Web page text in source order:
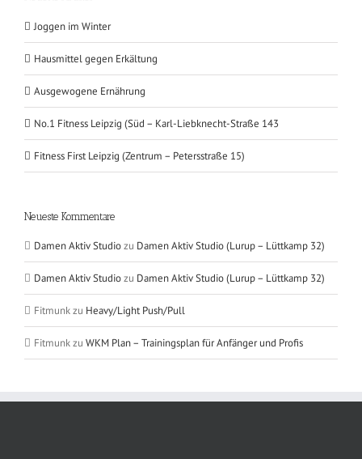
Joggen im Winter
Hausmittel gegen Erkältung
Ausgewogene Ernährung
No.1 Fitness Leipzig (Süd – Karl-Liebknecht-Straße 143
Fitness First Leipzig (Zentrum – Petersstraße 15)
Neueste Kommentare
Damen Aktiv Studiozu Damen Aktiv Studio (Lurup – Lüttkamp 32)
Damen Aktiv Studiozu Damen Aktiv Studio (Lurup – Lüttkamp 32)
Fitmunkzu Heavy/Light Push/Pull
Fitmunkzu WKM Plan – Trainingsplan für Anfänger und Profis